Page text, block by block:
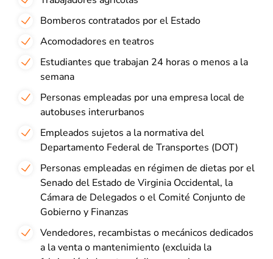
Bomberos contratados por el Estado
Acomodadores en teatros
Estudiantes que trabajan 24 horas o menos a la
semana
Personas empleadas por una empresa local de
autobuses interurbanos
Empleados sujetos a la normativa del
Departamento Federal de Transportes (DOT)
Personas empleadas en régimen de dietas por el
Senado del Estado de Virginia Occidental, la
Cámara de Delegados o el Comité Conjunto de
Gobierno y Finanzas
Vendedores, recambistas o mecánicos dedicados
a la venta o mantenimiento (excluida la